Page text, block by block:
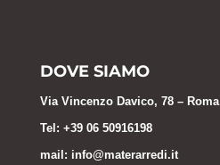
DOVE SIAMO
Via Vincenzo Davico, 78 – Roma
Tel: +39 06 50916198
mail: info@materarredi.it